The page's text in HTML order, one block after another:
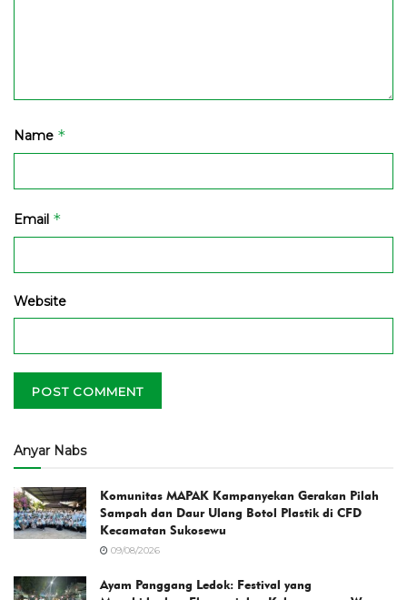
Name *
Email *
Website
Anyar Nabs
Komunitas MAPAK Kampanyekan Gerakan Pilah
Sampah dan Daur Ulang Botol Plastik di CFD
Kecamatan Sukosewu
09/08/2026
Ayam Panggang Ledok: Festival yang